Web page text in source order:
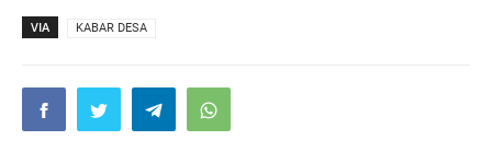
VIA KABAR DESA